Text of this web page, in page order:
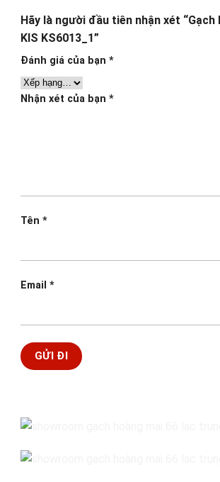
Hãy là người đầu tiên nhận xét “Gạch
KIS KS6013_1”
Đánh giá của bạn *
Nhận xét của bạn *
Tên *
Email *